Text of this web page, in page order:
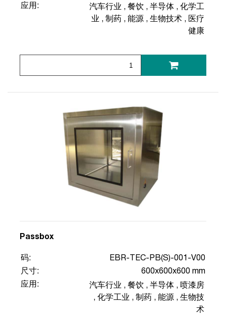
应用:
汽车行业 , 餐饮 , 半导体 , 化学工
业 , 制药 , 能源 , 生物技术 , 医疗
健康
Passbox
码:
EBR-TEC-PB(S)-001-V00
尺寸:
600x600x600 mm
应用:
汽车行业 , 餐饮 , 半导体 , 喷漆房
, 化学工业 , 制药 , 能源 , 生物技
术